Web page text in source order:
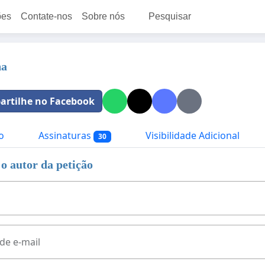
Contate-nos Sobre nós Pesquisar
no Facebook
Assinaturas 30 Visibilidade Adicional
autor da petição
e-mail